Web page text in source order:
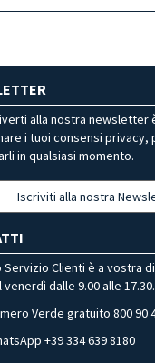
alla nostra newsletter
i tuoi consensi privacy,
in qualsiasi momento.
Iscriviti alla nostra
Servizio Clienti è a vostra
venerdì dalle 9.00 alle 17.30.
Verde gratuito 800 90
+39 334 639 8180